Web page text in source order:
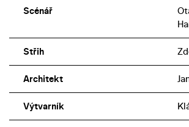
Scénář
Střih
Architekt
Výtvarník